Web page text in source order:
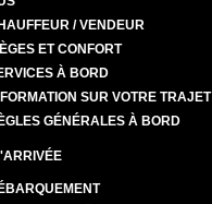
/ VENDEUR
ET CONFORT
À BORD
SUR VOTRE TRAJET
GÉNÉRALES À BORD